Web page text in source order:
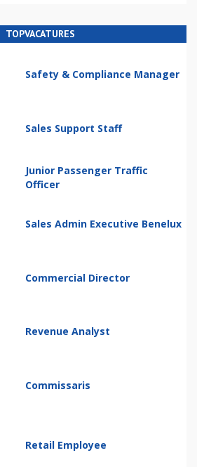
TOPVACATURES
Safety & Compliance Manager
Sales Support Staff
Junior Passenger Traffic
Officer
Sales Admin Executive Benelux
Commercial Director
Revenue Analyst
Commissaris
Retail Employee